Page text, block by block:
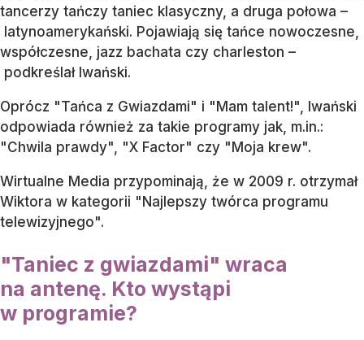
tancerzy tańczy taniec klasyczny, a druga połowa –
latynoamerykański. Pojawiają się tańce nowoczesne,
współczesne, jazz bachata czy charleston –
podkreślał Iwański.
Oprócz "Tańca z Gwiazdami" i "Mam talent!", Iwański
odpowiada również za takie programy jak, m.in.:
"Chwila prawdy", "X Factor" czy "Moja krew".
Wirtualne Media przypominają, że w 2009 r. otrzymał
Wiktora w kategorii "Najlepszy twórca programu
telewizyjnego".
"Taniec z gwiazdami" wraca
na antenę. Kto wystąpi
w programie?